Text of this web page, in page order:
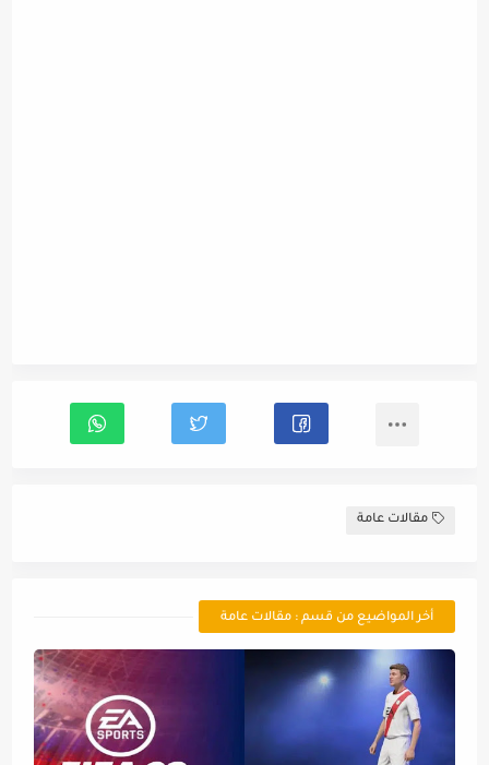
مقالات عامة
أخر المواضيع من قسم : مقالات عامة